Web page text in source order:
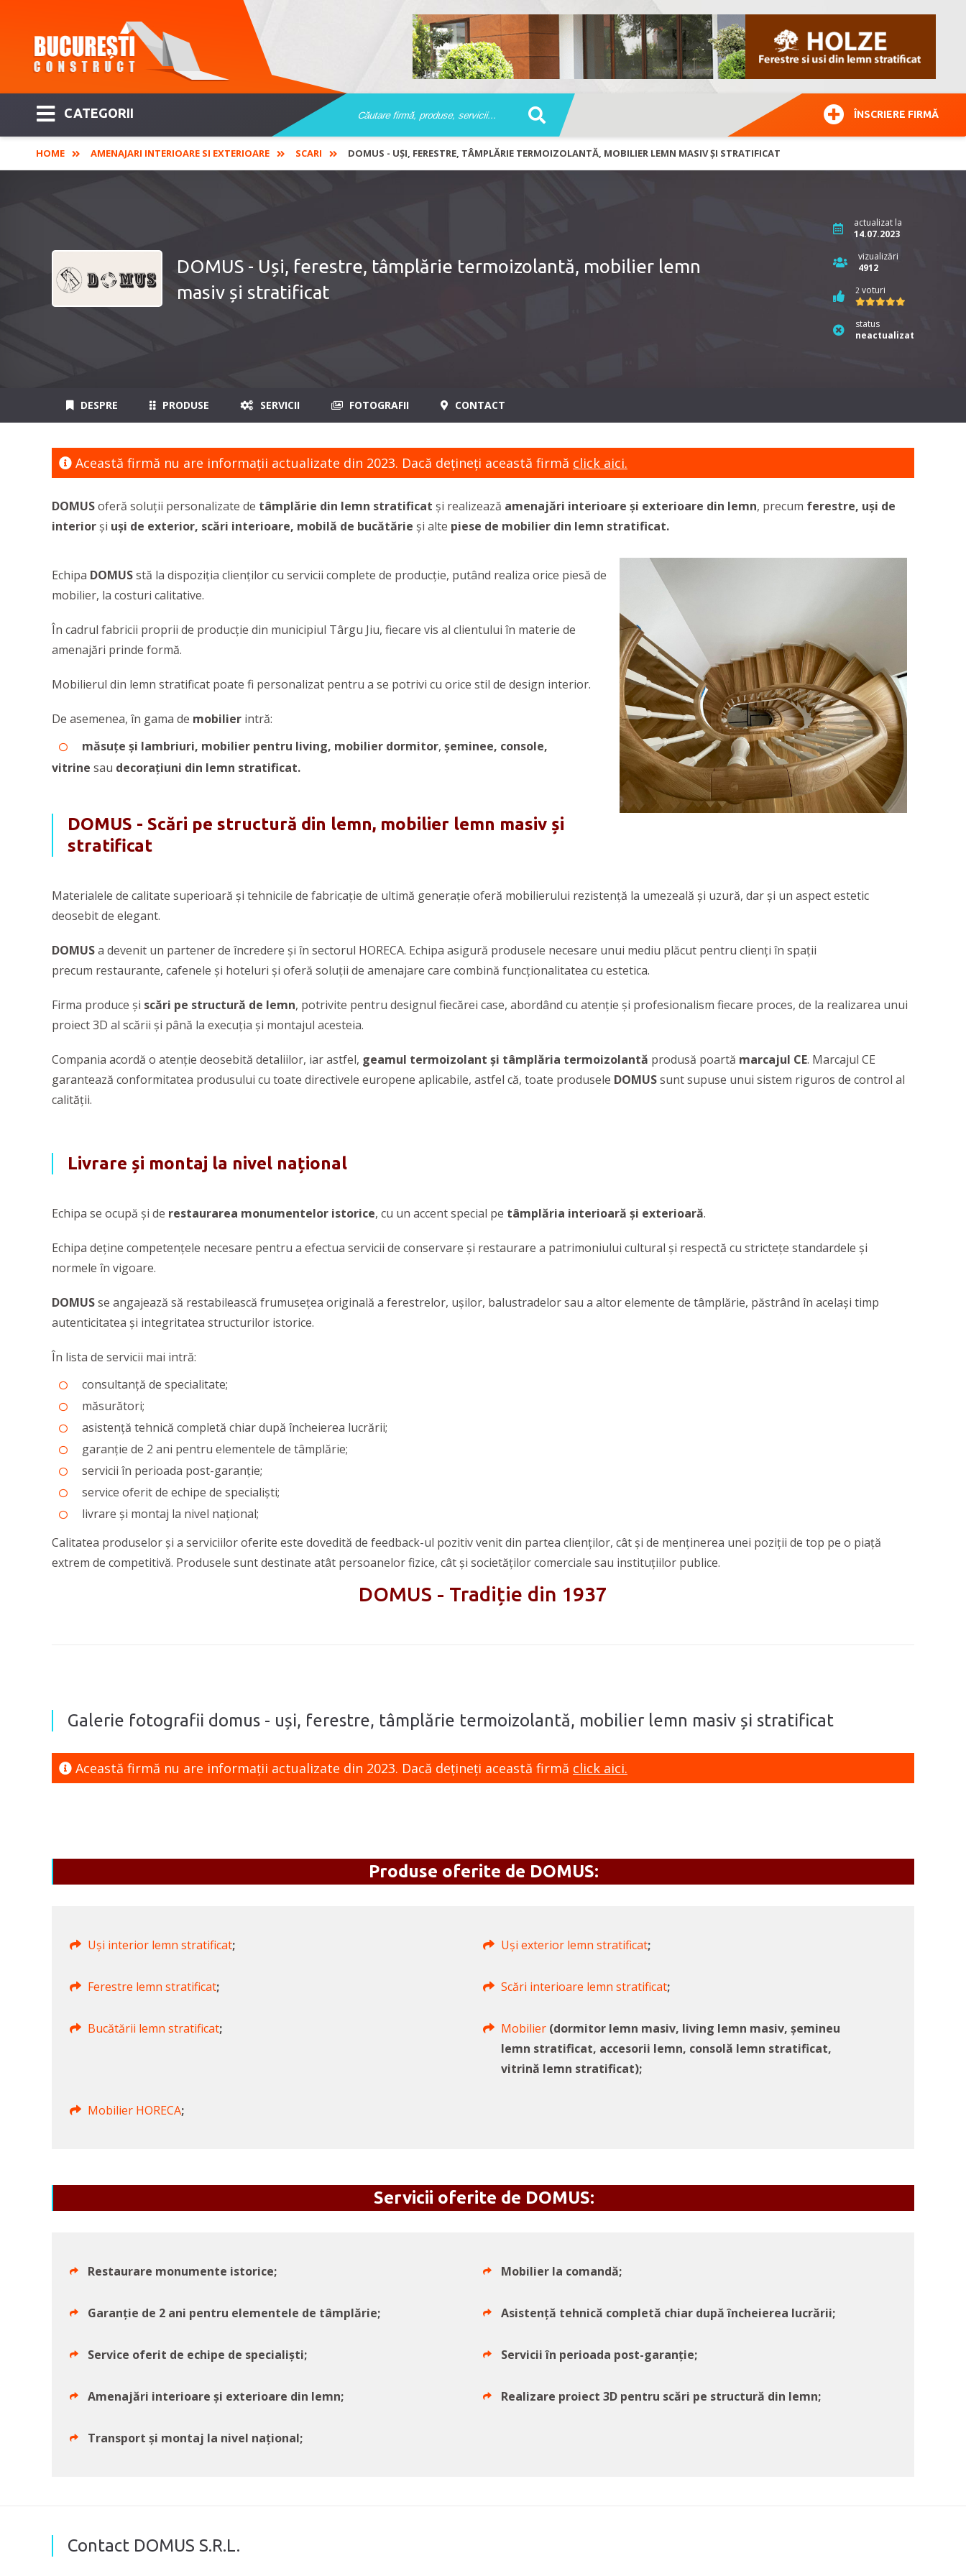
CATEGORII ÎNSCRIERE FIRMĂ
HOME AMENAJARI INTERIOARE SI EXTERIOARE SCARI DOMUS ­- UȘI, FERESTRE, TÂMPLĂRIE TERMOIZOLANTĂ, MOBILIER LEMN MASIV ȘI STRATIFICAT
DOMUS ­- Uși, ferestre, tâmplărie termoizolantă, mobilier lemn
masiv și stratificat
actualizat la
14.07.2023
vizualizări
4912
2 voturi
status
neactualizat
DESPRE PRODUSE SERVICII FOTOGRAFII CONTACT
Această firmă nu are informaţii actualizate din 2023. Dacă dețineți această firmă click aici.
DOMUSoferă soluții personalizate de tâmplărie din lemn stratificat și realizează amenajări interioare și exterioare din lemn, precum ferestre, uși de
interior și uși de exterior, scări interioare, mobilă de bucătărie și alte piese de mobilier din lemn stratificat.
Echipa DOMUSstă la dispoziția clienților cu servicii complete de producție, putând realiza orice piesă de
mobilier, la costuri calitative.
În cadrul fabricii proprii de producție din municipiul Târgu Jiu, fiecare vis al clientului în materie de
amenajări prinde formă.
Mobilierul din lemn stratificat poate fi personalizat pentru a se potrivi cu orice stil de design interior.
De asemenea, în gama de mobilier intră:
măsuțe și lambriuri, mobilier pentru living, mobilier dormitor, șeminee, console,
vitrine sau decorațiuni din lemn stratificat.
DOMUS - Scări pe structură din lemn, mobilier lemn masiv și
stratificat
Materialele de calitate superioară și tehnicile de fabricație de ultimă generație oferă mobilierului rezistență la umezeală și uzură, dar și un aspect estetic
deosebit de elegant.
DOMUSa devenit un partener de încredere și în sectorul HORECA. Echipa asigură produsele necesare unui mediu plăcut pentru clienți în spații
precum restaurante, cafenele și hoteluri și oferă soluții de amenajare care combină funcționalitatea cu estetica.
Firma produce și scări pe structură de lemn, potrivite pentru designul fiecărei case, abordând cu atenție și profesionalism fiecare proces, de la realizarea unui
proiect 3D al scării și până la execuția și montajul acesteia.
Compania acordă o atenție deosebită detaliilor, iar astfel, geamul termoizolant și tâmplăria termoizolantă produsă poartă marcajul CE. Marcajul CE
garantează conformitatea produsului cu toate directivele europene aplicabile, astfel că, toate produsele DOMUSsunt supuse unui sistem riguros de control al
calității.
Livrare și montaj la nivel național
Echipa se ocupă și de restaurarea monumentelor istorice, cu un accent special pe tâmplăria interioară și exterioară.
Echipa deține competențele necesare pentru a efectua servicii de conservare și restaurare a patrimoniului cultural și respectă cu strictețe standardele și
normele în vigoare.
DOMUSse angajează să restabilească frumusețea originală a ferestrelor, ușilor, balustradelor sau a altor elemente de tâmplărie, păstrând în același timp
autenticitatea și integritatea structurilor istorice.
În lista de servicii mai intră:
consultanță de specialitate;
măsurători;
asistență tehnică completă chiar după încheierea lucrării;
garanție de 2 ani pentru elementele de tâmplărie;
servicii în perioada post-garanție;
service oferit de echipe de specialiști;
livrare și montaj la nivel național;
Calitatea produselor și a serviciilor oferite este dovedită de feedback-ul pozitiv venit din partea clienților, cât și de menținerea unei poziții de top pe o piață
extrem de competitivă. Produsele suntdestinate atât persoanelor fizice, cât și societăților comerciale sau instituțiilor publice.
DOMUS - Tradiție din 1937
Galerie fotografii domus ­- uși, ferestre, tâmplărie termoizolantă, mobilier lemn masiv și stratificat
Această firmă nu are informaţii actualizate din 2023. Dacă dețineți această firmă click aici.
Produse oferite de DOMUS:
Uși interior lemn stratificat; Uși exterior lemn stratificat;
Ferestre lemn stratificat; Scări interioare lemn stratificat;
Bucătării lemn stratificat; Mobilier (dormitor lemn masiv, living lemn masiv, șemineu
lemn stratificat, accesorii lemn, consolă lemn stratificat,
vitrină lemn stratificat);
Mobilier HORECA;
Servicii oferite de DOMUS:
Restaurare monumente istorice; Mobilier la comandă;
Garanție de 2 ani pentru elementele de tâmplărie; Asistență tehnică completă chiar după încheierea lucrării;
Service oferit de echipe de specialiști; Servicii în perioada post-garanție;
Amenajări interioare și exterioare din lemn; Realizare proiect 3D pentru scări pe structură din lemn;
Transport și montaj la nivel național;
Contact DOMUS S.R.L.